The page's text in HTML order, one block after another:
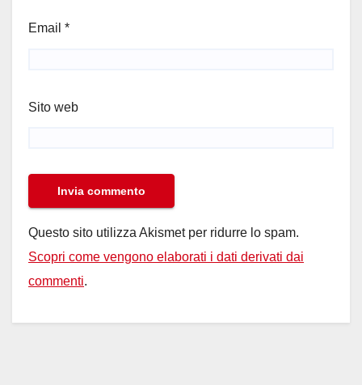
Email *
Sito web
Questo sito utilizza Akismet per ridurre lo spam.
Scopri come vengono elaborati i dati derivati dai
commenti.